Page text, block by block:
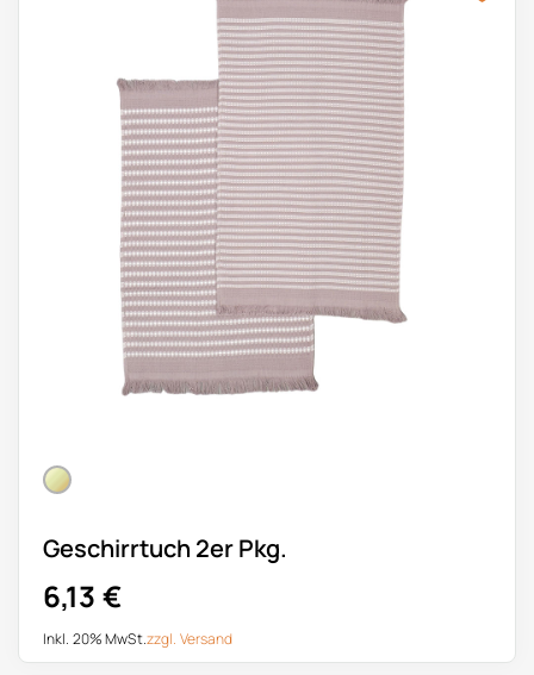
Geschirrtuch 2er Pkg.
6,13 €
Inkl. 20% MwSt.zzgl. Versand